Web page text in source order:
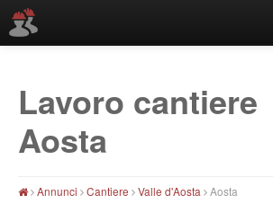
Località
Lavoro cantiere
Aosta
Annunci Cantiere Valle d'Aosta Aosta